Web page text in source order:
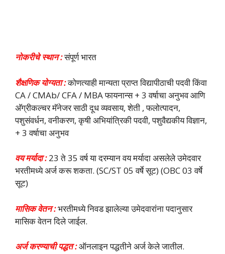
नोकरीचे स्थान :संपूर्ण भारत
शैक्षणिक योग्यता :कोणत्याही मान्यता प्राप्त विद्यापीठाची पदवी किंवा
CA / CMAb/ CFA / MBA फायनान्स + 3 वर्षाचा अनुभव आणि
अ‍ॅग्रीकल्चर मॅनेजर साठी दूध व्यवसाय, शेती , फलोत्पादन,
पशुसंवर्धन, वनीकरण, कृषी अभियांत्रिकी पदवी, पशुवैद्यकीय विज्ञान,
+ 3 वर्षाचा अनुभव
वय मर्यादा :23 ते 35 वर्ष या दरम्यान वय मर्यादा असलेले उमेदवार
भरतीमध्ये अर्ज करू शकता. (SC/ST 05 वर्षे सूट) (OBC 03 वर्षे
सूट)
मासिक वेतन :भरतीमध्ये निवड झालेल्या उमेदवारांना पदानुसार
मासिक वेतन दिले जाईल.
अर्ज करण्याची पद्धत :ऑनलाइन पद्धतीने अर्ज केले जातील.